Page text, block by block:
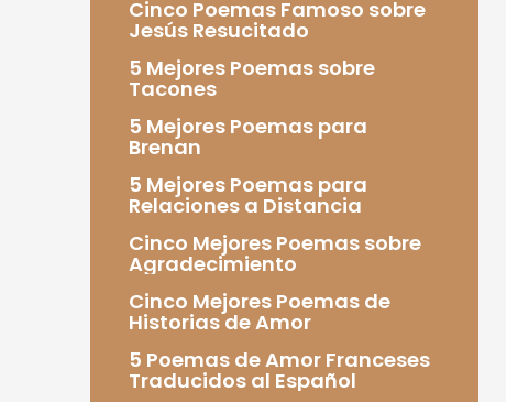
Cinco Poemas Famoso sobre
Jesús Resucitado
5 Mejores Poemas sobre
Tacones
5 Mejores Poemas para
Brenan
5 Mejores Poemas para
Relaciones a Distancia
Cinco Mejores Poemas sobre
Agradecimiento
Cinco Mejores Poemas de
Historias de Amor
5 Poemas de Amor Franceses
Traducidos al Español